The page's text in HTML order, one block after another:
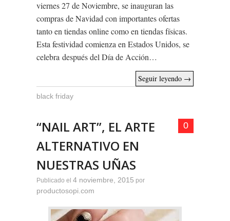
viernes 27 de Noviembre, se inauguran las
compras de Navidad con importantes ofertas
tanto en tiendas online como en tiendas físicas.
Esta festividad comienza en Estados Unidos, se
celebra después del Día de Acción…
Seguir leyendo →
black friday
0
“NAIL ART”, EL ARTE
ALTERNATIVO EN
NUESTRAS UÑAS
Publicado el4 noviembre, 2015 por
productosopi.com